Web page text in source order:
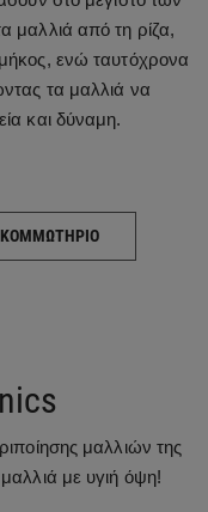
μαλλιά από τη ρίζα,
ενώ ταυτόχρονα
τα μαλλιά να
και δύναμη.
μαλλιών της
με υγιή όψη!